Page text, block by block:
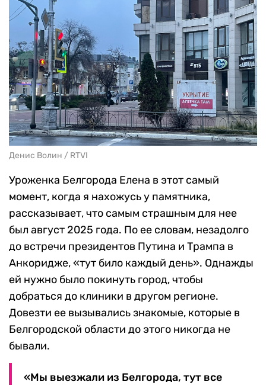
Денис Волин / RTVI
Уроженка Белгорода Елена в этот самый
момент, когда я нахожусь у памятника,
рассказывает, что самым страшным для нее
был август 2025 года. По ее словам, незадолго
до встречи президентов Путина и Трампа в
Анкоридже, «тут било каждый день». Однажды
ей нужно было покинуть город, чтобы
добраться до клиники в другом регионе.
Довезти ее вызывались знакомые, которые в
Белгородской области до этого никогда не
бывали.
«Мы выезжали из Белгорода, тут все